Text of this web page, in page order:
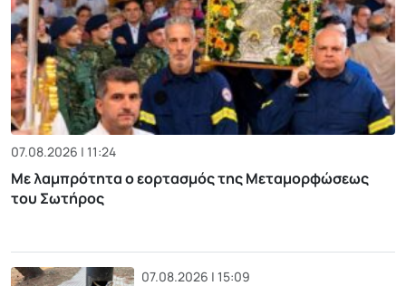
07.08.2026 | 11:24
Με λαμπρότητα ο εορτασμός της Μεταμορφώσεως
του Σωτήρος
07.08.2026 | 15:09